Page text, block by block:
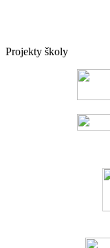
Projekty školy